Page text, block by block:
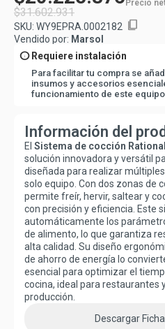
Precio
$31.602.931
info Requiere instalación
Para facilitar tu compra se
insumos y accesorios
funcionamiento de este
3-Cordón flexible 5x10
Pero no te preocupes, lo
agregaremos directo en tu
SKU: WY9EPRA.0002182 content_copy
Vendido por: Marsol
Información del
El Sistema de cocción
solución innovadora y versátil
diseñada para realizar
solo equipo. Con dos zonas de
permite freír, hervir, saltear y
con precisión y eficiencia. Este
automáticamente los
de alimento, lo que garantiza
alta calidad. Su diseño
de ahorro de energía lo
esencial para optimizar el
cocina, ideal para restaurantes
producción.
Descargar